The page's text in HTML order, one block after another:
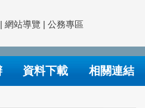
| 網站導覽 | 公務專區
資料下載 相關連結